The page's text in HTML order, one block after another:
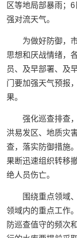
区等地局部暴雨；
强对流天气。
为做好防御，
思想和厌战情绪，
员、及早部署、及
门要加强天气预报
果。
强化巡查排查
洪易发区、地质灾
查，落实防御措施
果断迅速组织转移
绝人员伤亡。
围绕重点领域
领域内的重点工作
防巡查值守的频次